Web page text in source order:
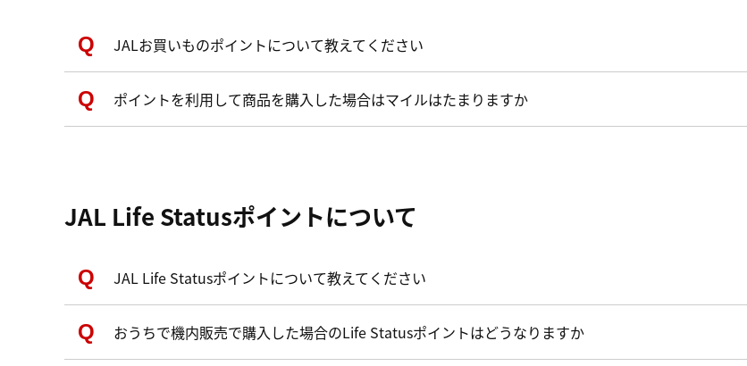
JALお買いものポイントについて教えてください
ポイントを利用して商品を購入した場合はマイルはたまりますか
JAL Life Statusポイントについて
JAL Life Statusポイントについて教えてください
おうちで機内販売で購入した場合のLife Statusポイントはどうなりますか